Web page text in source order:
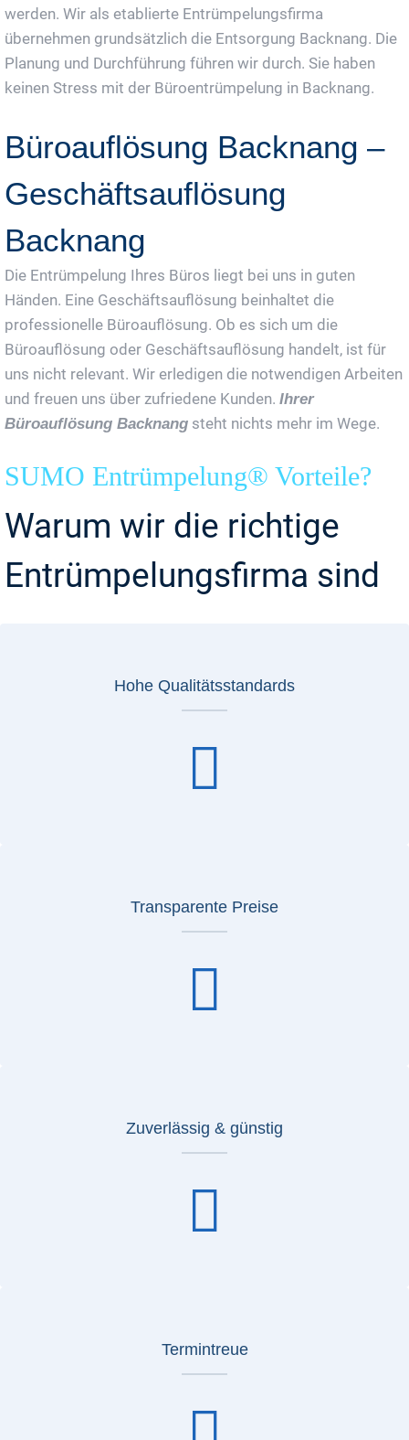
werden. Wir als etablierte Entrümpelungsfirma
übernehmen grundsätzlich die Entsorgung Backnang. Die
Planung und Durchführung führen wir durch. Sie haben
keinen Stress mit der Büroentrümpelung in Backnang.
Büroauflösung Backnang –
Geschäftsauflösung
Backnang
Die Entrümpelung Ihres Büros liegt bei uns in guten
Händen. Eine Geschäftsauflösung beinhaltet die
professionelle Büroauflösung. Ob es sich um die
Büroauflösung oder Geschäftsauflösung handelt, ist für
uns nicht relevant. Wir erledigen die notwendigen Arbeiten
und freuen uns über zufriedene Kunden. Ihrer
Büroauflösung Backnang steht nichts mehr im Wege.
SUMO Entrümpelung® Vorteile?
Warum wir die richtige
Entrümpelungsfirma sind
Hohe Qualitätsstandards
Transparente Preise
Zuverlässig & günstig
Termintreue